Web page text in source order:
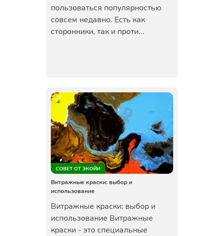
пользоваться популярностью
совсем недавно. Есть как
сторонники, так и проти...
СОВЕТ ОТ ЭКОЙИ
Витражные краски: выбор и
использование
Витражные краски: выбор и
использование Витражные
краски - это специальные